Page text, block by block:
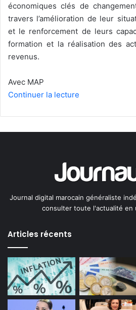
économiques clés de
travers l’amélioration de leur
et le renforcement de leurs
formation et la réalisation des
revenus.
Avec MAP
Continuer la lecture
Journal digital marocain généraliste
consulter toute l'actualité en
Articles récents